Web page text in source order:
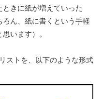
きに紙が増えていった
ん、紙に書くという手軽
います）。
ストを、以下のような形式